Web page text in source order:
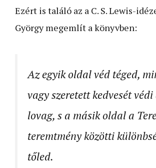
Ezért is találó az a C. S. Lewis-
György megemlít a könyvben:
Az egyik oldal véd téged,
vagy szeretett kedvesét védi
lovag, s a másik oldal a
teremtmény közötti
tőled.